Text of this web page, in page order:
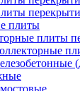
плиты
плиты